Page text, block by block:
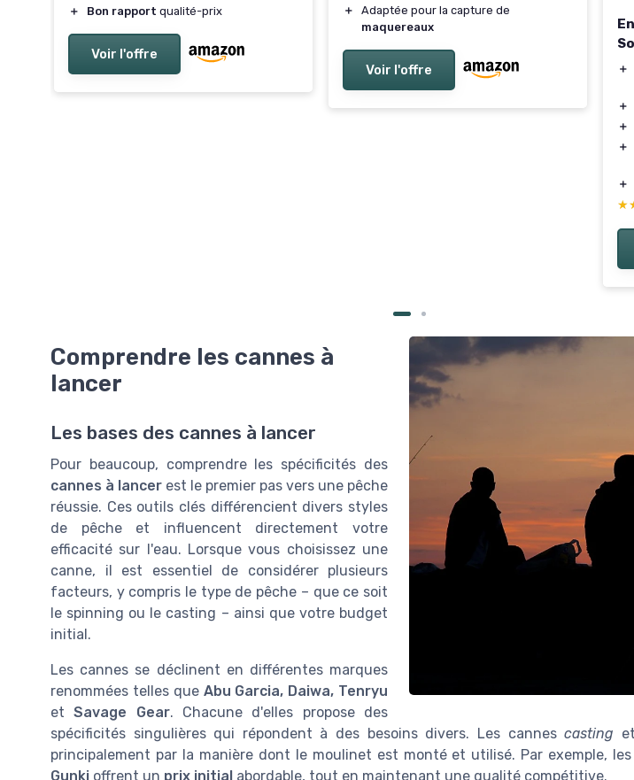
＋
Bon rapport qualité-prix
Voir l'offre
＋
Adaptée pour la capture de
maquereaux
Voir l'offre ＋
＋
＋
＋
＋
Comprendre les cannes à
lancer
Les bases des cannes à lancer
Pour beaucoup, comprendre les spécificités des
cannes à lancer est le premier pas vers une pêche
réussie. Ces outils clés différencient divers styles
de pêche et influencent directement votre
efficacité sur l'eau. Lorsque vous choisissez une
canne, il est essentiel de considérer plusieurs
facteurs, y compris le type de pêche – que ce soit
le spinning ou le casting – ainsi que votre budget
initial.
Les cannes se déclinent en différentes marques
renommées telles que Abu Garcia, Daiwa, Tenryu
etSavage Gear. Chacune d'elles propose des
spécificités singulières qui répondent à des besoins divers. Les cannescasting
principalement par la manière dont le moulinet est monté et utilisé. Par exemple,
Gunki offrent un prix initial abordable, tout en maintenant une qualité compétitive.